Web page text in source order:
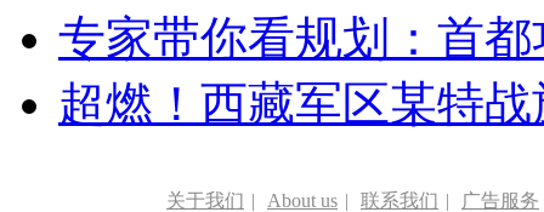
专家带你看规划：首
超燃！西藏军区某特
关于我们 | About us | 联系我们 | 广告服务